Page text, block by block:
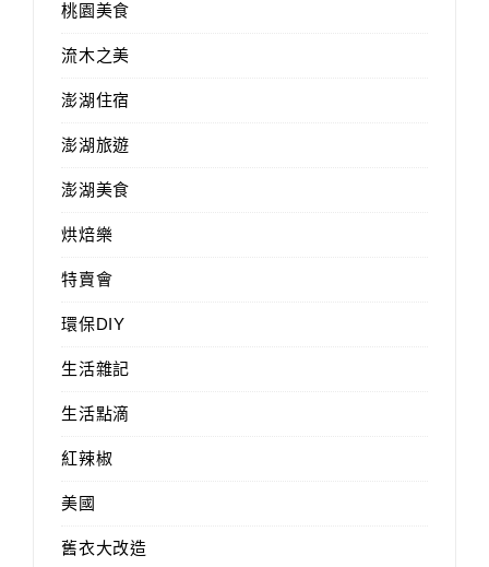
桃園美食
流木之美
澎湖住宿
澎湖旅遊
澎湖美食
烘焙樂
特賣會
環保DIY
生活雜記
生活點滴
紅辣椒
美國
舊衣大改造